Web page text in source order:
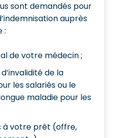
sont demandés pour
auprès
:
de votre médecin ;
de la
les salariés ou le
maladie pour les
à votre prêt (offre,